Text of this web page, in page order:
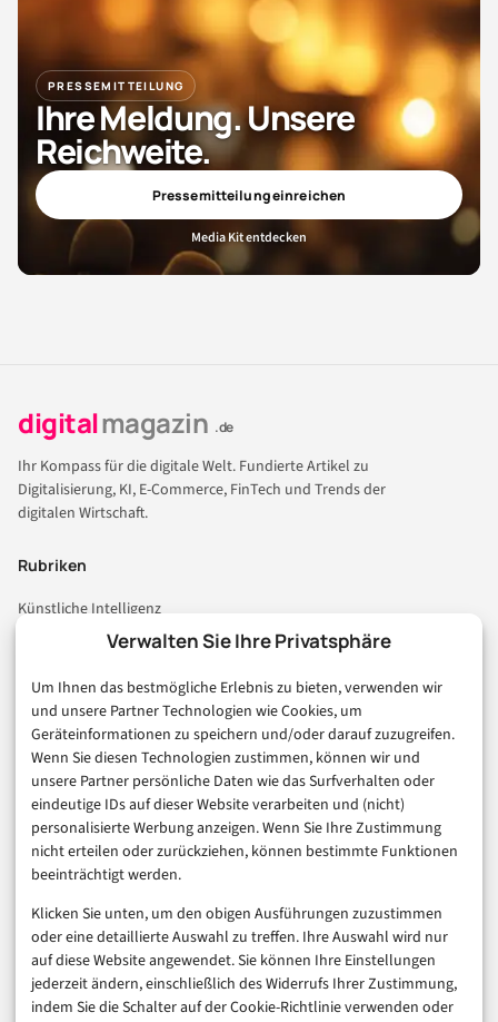
Verwalten Sie Ihre Privatsphäre
Um Ihnen das bestmögliche Erlebnis zu bieten, verwenden wir
und unsere Partner Technologien wie Cookies, um
Geräteinformationen zu speichern und/oder darauf zuzugreifen.
Wenn Sie diesen Technologien zustimmen, können wir und
unsere Partner persönliche Daten wie das Surfverhalten oder
eindeutige IDs auf dieser Website verarbeiten und (nicht)
personalisierte Werbung anzeigen. Wenn Sie Ihre Zustimmung
nicht erteilen oder zurückziehen, können bestimmte Funktionen
beeinträchtigt werden.
Klicken Sie unten, um den obigen Ausführungen zuzustimmen
oder eine detaillierte Auswahl zu treffen. Ihre Auswahl wird nur
auf diese Website angewendet. Sie können Ihre Einstellungen
jederzeit ändern, einschließlich des Widerrufs Ihrer Zustimmung,
indem Sie die Schalter auf der Cookie-Richtlinie verwenden oder
PRESSEMITTEILUNG
Ihre Meldung. Unsere
Reichweite.
Pressemitteilung einreichen
Media Kit entdecken
digitalmagazin .de
Ihr Kompass für die digitale Welt. Fundierte Artikel zu
Digitalisierung, KI, E-Commerce, FinTech und Trends der
digitalen Wirtschaft.
Rubriken
Künstliche Intelligenz
Technologie & IT
Consumer & Digital Life
Marketing
Finanzen & FinTech
Business & Karriere
Sicherheit & Recht
Digitalisierung
Marketing
Magazin
Unsere Redaktion
Werbeformate & Media Kit